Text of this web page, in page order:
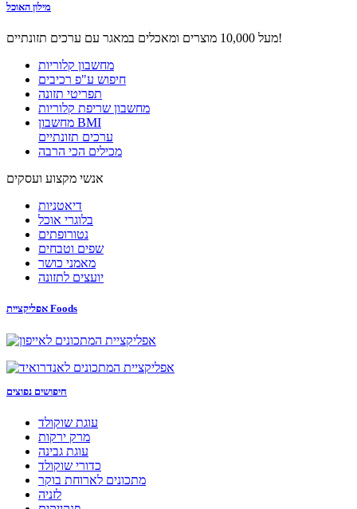
מילון האוכל
מעל 10,000 מוצרים ומאכלים במאגר עם ערכים תזונתיים!
מחשבון קלוריות
חיפוש ע"פ רכיבים
תפריטי תזונה
מחשבון שריפת קלוריות
מחשבון BMI
ערכים תזונתיים
מכילים הכי הרבה
אנשי מקצוע ועסקים
דיאטניות
בלוגרי אוכל
נטורופתים
שפים וטבחים
מאמני כושר
יועצים לתזונה
אפליקציית Foods
חיפושים נפוצים
עוגת שוקולד
מרק ירקות
עוגת גבינה
כדורי שוקולד
מתכונים לארוחת בוקר
לזניה